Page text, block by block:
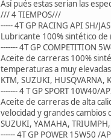
Así pués estas serian las
/// 4 TIEMPOS///
----- 4T GP RACING API SH/
Lubricante 100% sintético
------- 4T GP COMPETITION
Aceite de carreras 100%
temperaturas a muy
KTM, SUZUKI, HUSQVARNA,
------- 4 T GP SPORT 10W40/
Aceite de carreras de alta
velocidad y grandes cambios
SUZUKI, YAMAHA,
------ 4T GP POWER 15W50 /